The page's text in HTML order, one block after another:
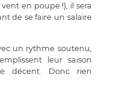
en poupe !), il sera
de se faire un salaire
un rythme soutenu,
leur saison
décent. Donc rien